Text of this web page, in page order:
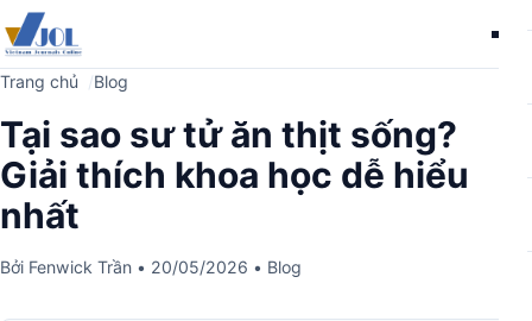
Trang chủ Blog
Tại sao sư tử ăn thịt sống?
Giải thích khoa học dễ hiểu
nhất
Bởi Fenwick Trần • 20/05/2026 • Blog